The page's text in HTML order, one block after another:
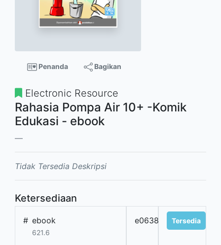
Penanda Bagikan
Electronic Resource
Rahasia Pompa Air 10+ -Komik
Edukasi - ebook
Tidak Tersedia Deskripsi
Ketersediaan
# ebook
621.6
e0638 Tersedia